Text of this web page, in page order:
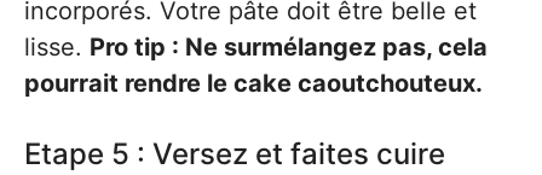
incorporés. Votre pâte doit être belle et
lisse. Pro tip : Ne surmélangez pas, cela
pourrait rendre le cake caoutchouteux.
Etape 5 : Versez et faites cuire